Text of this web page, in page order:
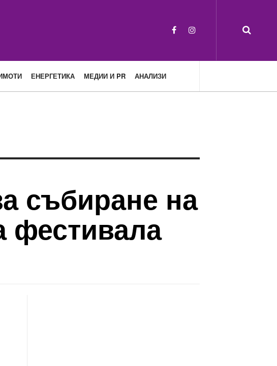
ЕНЕРГЕТИКА МЕДИИ И PR АНАЛИЗИ
събиране на
фестивала